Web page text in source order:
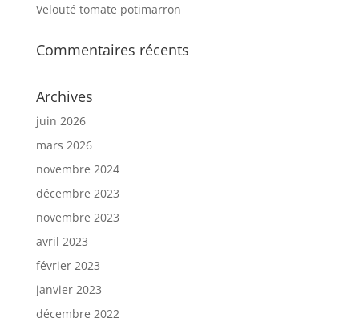
Velouté tomate potimarron
Commentaires récents
Archives
juin 2026
mars 2026
novembre 2024
décembre 2023
novembre 2023
avril 2023
février 2023
janvier 2023
décembre 2022